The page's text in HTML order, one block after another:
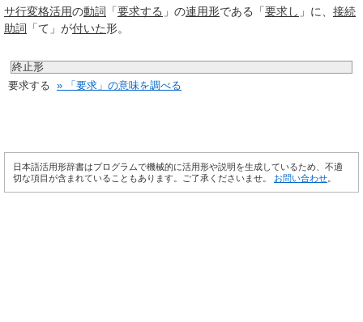
サ行変格活用の動詞 「要求する 」の連用形である「要求し 」に、 接続
助詞 「て」が付いた形。
終止形
要求する » 「要求」の意味を調べる
日本語活用形辞書はプログラムで機械的に活用形や説明を生成しているため、不適
切な項目が含まれていることもあります。ご了承くださいませ。 お問い合わせ